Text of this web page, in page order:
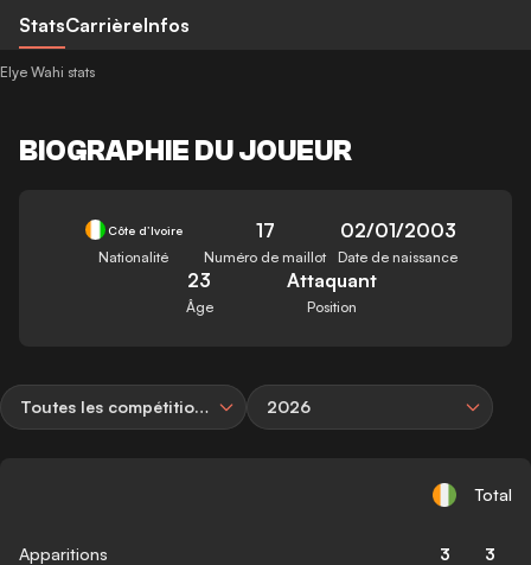
StatsCarrièreInfos
Elye Wahi stats
BIOGRAPHIE DU JOUEUR
Côte d’Ivoire
Nationalité
17
Numéro de maillot
02/01/2003
Date de naissance
23
Âge
Attaquant
Position
Toutes les compétitions 2026
Total
Apparitions 3 3